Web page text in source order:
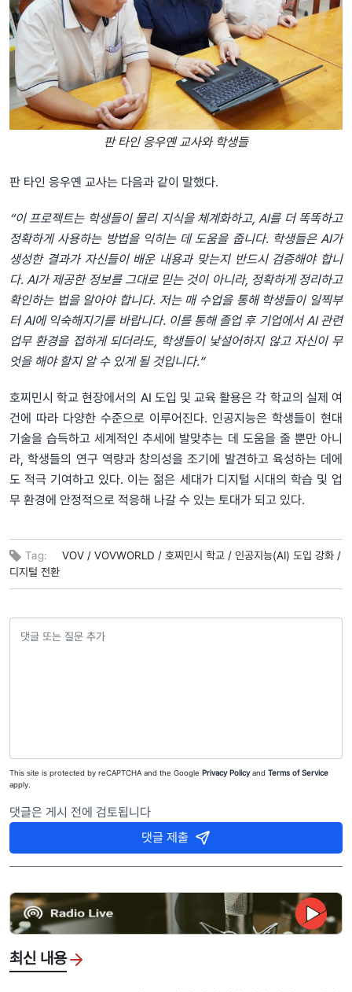
판 타인 응우옌 교사와 학생들
판 타인 응우옌 교사는 다음과 같이 말했다.
“이 프로젝트는 학생들이 물리 지식을 체계화하고, AI를 더 똑똑하고
정확하게 사용하는 방법을 익히는 데 도움을 줍니다. 학생들은 AI가
생성한 결과가 자신들이 배운 내용과 맞는지 반드시 검증해야 합니
다. AI가 제공한 정보를 그대로 믿는 것이 아니라, 정확하게 정리하고
확인하는 법을 알아야 합니다. 저는 매 수업을 통해 학생들이 일찍부
터 AI에 익숙해지기를 바랍니다. 이를 통해 졸업 후 기업에서 AI 관련
업무 환경을 접하게 되더라도, 학생들이 낯설어하지 않고 자신이 무
엇을 해야 할지 알 수 있게 될 것입니다.”
호찌민시 학교 현장에서의 AI 도입 및 교육 활용은 각 학교의 실제 여
건에 따라 다양한 수준으로 이루어진다. 인공지능은 학생들이 현대
기술을 습득하고 세계적인 추세에 발맞추는 데 도움을 줄 뿐만 아니
라, 학생들의 연구 역량과 창의성을 조기에 발견하고 육성하는 데에
도 적극 기여하고 있다. 이는 젊은 세대가 디지털 시대의 학습 및 업
무 환경에 안정적으로 적응해 나갈 수 있는 토대가 되고 있다.
Tag: VOV / VOVWORLD / 호찌민시 학교 / 인공지능(AI) 도입 강화 /
디지털 전환
This site is protected by reCAPTCHA and the Google Privacy Policyand Terms of Service
apply.
댓글은 게시 전에 검토됩니다
댓글 제출
최신 내용